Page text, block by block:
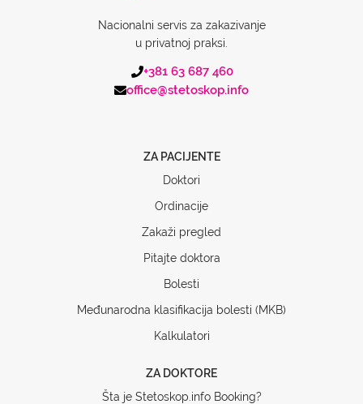
Nacionalni servis za zakazivanje
u privatnoj praksi.
+381 63 687 460
office@stetoskop.info
ZA PACIJENTE
Doktori
Ordinacije
Zakaži pregled
Pitajte doktora
Bolesti
Međunarodna klasifikacija bolesti (MKB)
Kalkulatori
ZA DOKTORE
Šta je Stetoskop.info Booking?